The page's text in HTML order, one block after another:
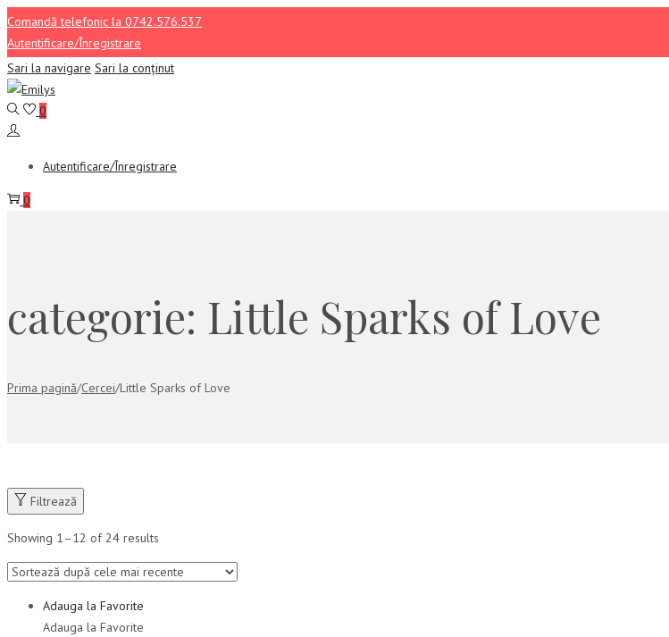
Comandă telefonic la 0742.576.537
Autentificare/Înregistrare
Sari la navigare Sari la conținut
0
Autentificare/Înregistrare
0
categorie: Little Sparks of Love
Prima pagină/Cercei/Little Sparks of Love
Filtrează
Showing 1–12 of 24 results
Adauga la Favorite
Adauga la Favorite